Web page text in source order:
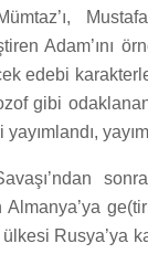
Adam’ını
edebi
gibi
Almanya’ya
ülkesi